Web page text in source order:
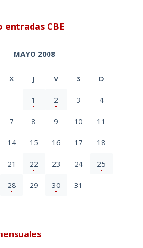
entradas CBE
MAYO 2008
X J V S D
1 2 3 4
7 8 9 10 11
14 15 16 17 18
21 22 23 24 25
28 29 30 31